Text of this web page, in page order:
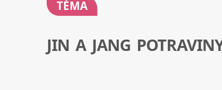
TÉMA
JIN A JANG